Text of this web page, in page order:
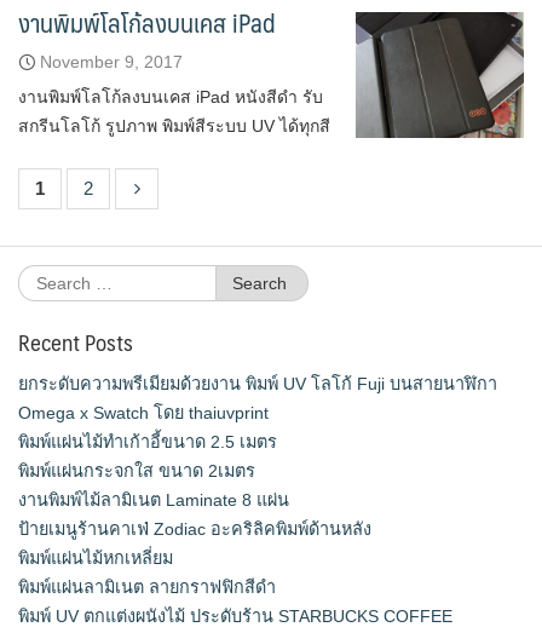
งานพิมพ์โลโก้ลงบนเคส iPad
November 9, 2017
งานพิมพ์โลโก้ลงบนเคส iPad หนังสีดำ รับ
สกรีนโลโก้ รูปภาพ พิมพ์สีระบบ UV ได้ทุกสี
1 2
Search
for:
Recent Posts
ยกระดับความพรีเมียมด้วยงาน พิมพ์ UV โลโก้ Fuji บนสายนาฬิกา
Omega x Swatch โดย thaiuvprint
พิมพ์แผ่นไม้ทำเก้าอี้ขนาด 2.5 เมตร
พิมพ์แผ่นกระจกใส ขนาด 2เมตร
งานพิมพ์ไม้ลามิเนต Laminate 8 แผ่น
ป้ายเมนูร้านคาเฟ่ Zodiac อะคริลิคพิมพ์ด้านหลัง
พิมพ์แผ่นไม้หกเหลี่ยม
พิมพ์แผ่นลามิเนต ลายกราฟฟิกสีดำ
พิมพ์ UV ตกแต่งผนังไม้ ประดับร้าน STARBUCKS COFFEE